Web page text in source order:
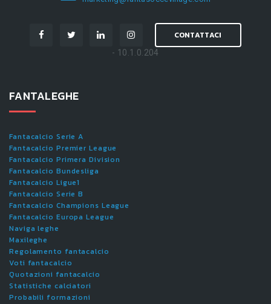
CONTATTACI
- 10.1.0.204
FANTALEGHE
Fantacalcio Serie A
Fantacalcio Premier League
Fantacalcio Primera Division
Fantacalcio Bundesliga
Fantacalcio Ligue1
Fantacalcio Serie B
Fantacalcio Champions League
Fantacalcio Europa League
Naviga leghe
Maxileghe
Regolamento fantacalcio
Voti fantacalcio
Quotazioni fantacalcio
Statistiche calciatori
Probabili formazioni